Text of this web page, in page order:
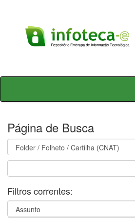
Skip
Página de Busca
Filtros correntes: